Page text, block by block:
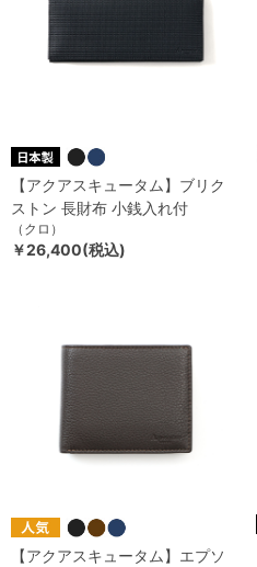
【アクアスキュータム】ブリク
ストン 長財布 小銭入れ付
（クロ）
￥26,400(税込)
【アクアスキュータム】エプソ